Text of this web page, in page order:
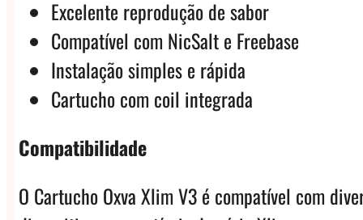
Excelente reprodução de sabor
Compatível com NicSalt e Freebase
Instalação simples e rápida
Cartucho com coil integrada
Compatibilidade
O Cartucho Oxva Xlim V3 é compatível com